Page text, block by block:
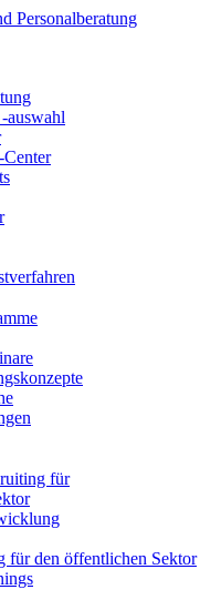
auswahl
Center
für
für den öffentlichen Sektor